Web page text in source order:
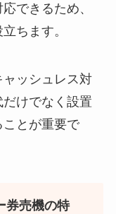
できるため、
ちます。
ッシュレス対
けでなく設置
とが重要で
券売機の特